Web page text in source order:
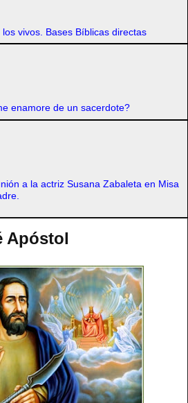
vivos. Bases Bíblicas directas
enamore de un sacerdote?
a la actriz Susana Zabaleta en Misa
Apóstol